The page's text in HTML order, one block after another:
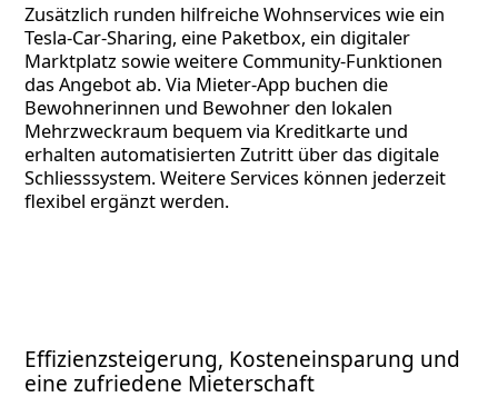
Zusätzlich runden hilfreiche Wohnservices wie ein
Tesla-Car-Sharing, eine Paketbox, ein digitaler
Marktplatz sowie weitere Community-Funktionen
das Angebot ab. Via Mieter-App buchen die
Bewohnerinnen und Bewohner den lokalen
Mehrzweckraum bequem via Kreditkarte und
erhalten automatisierten Zutritt über das digitale
Schliesssystem. Weitere Services können jederzeit
flexibel ergänzt werden.
Effizienzsteigerung, Kosteneinsparung und
eine zufriedene Mieterschaft